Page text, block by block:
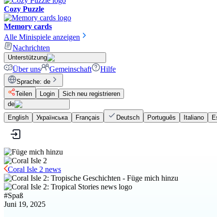
Cozy Puzzle
Memory cards
Alle Minispiele anzeigen
Nachrichten
Unterstützung
Über uns Gemeinschaft Hilfe
Sprache: de
Teilen
Login
Sich neu registrieren
de
English
Українська Français Deutsch Português Italiano
Coral Isle 2 news
#Spaß
Juni 19, 2025